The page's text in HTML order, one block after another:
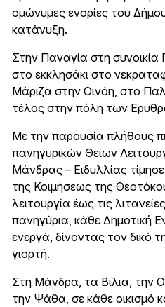
ομώνυμες ενορίες του
κατάνυξη.
Στην Παναγία στη
στο εκκλησάκι στο
Μάριζα στην Οινόη, στο
τέλος στην πόλη των
Με την παρουσία πλήθους
πανηγυρικών Θείων
Μάνδρας – Ειδυλλίας
της Κοιμήσεως της
λειτουργία έως τις
πανηγύρια, κάθε Δημοτική
ενεργά, δίνοντας τον δικό
γιορτή.
Στη Μάνδρα, τα Βίλια, την
την Ψάθα, σε κάθε οικισμό